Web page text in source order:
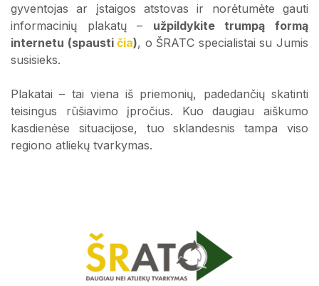
gyventojas ar įstaigos atstovas ir norėtumėte gauti
informacinių plakatų – užpildykite trumpą formą
internetu (spaustičia), o ŠRATC specialistai su Jumis
susisieks.
Plakatai – tai viena iš priemonių, padedančių skatinti
teisingus rūšiavimo įpročius. Kuo daugiau aiškumo
kasdienėse situacijose, tuo sklandesnis tampa viso
regiono atliekų tvarkymas.